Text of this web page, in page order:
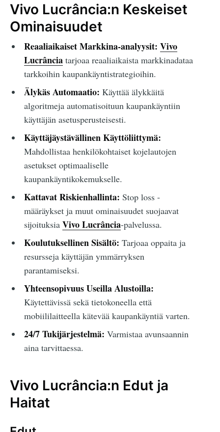
Vivo Lucrância:n Keskeiset
Ominaisuudet
Reaaliaikaiset Markkina-analyysit: Vivo
Lucrânciatarjoaa reaaliaikaista markkinadataa
tarkkoihin kaupankäyntistrategioihin.
Älykäs Automaatio: Käyttää älykkäitä
algoritmeja automatisoituun kaupankäyntiin
käyttäjän asetusperusteisesti.
Käyttäjäystävällinen Käyttöliittymä:
Mahdollistaa henkilökohtaiset kojelautojen
asetukset optimaaliselle
kaupankäyntikokemukselle.
Kattavat Riskienhallinta: Stop loss -
määräykset ja muut ominaisuudet suojaavat
sijoituksia Vivo Lucrância-palvelussa.
Koulutuksellinen Sisältö: Tarjoaa oppaita ja
resursseja käyttäjän ymmärryksen
parantamiseksi.
Yhteensopivuus Useilla Alustoilla:
Käytettävissä sekä tietokoneella että
mobiililaitteella kätevää kaupankäyntiä varten.
24/7 Tukijärjestelmä: Varmistaa avunsaannin
aina tarvittaessa.
Vivo Lucrância:n Edut ja
Haitat